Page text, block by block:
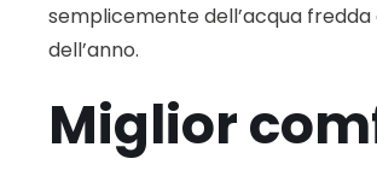
semplicemente dell’acqua fredda
dell’anno.
Miglior